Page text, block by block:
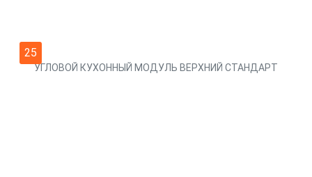
25
УГЛОВОЙ КУХОННЫЙ МОДУЛЬ ВЕРХНИЙ СТАНДАРТ